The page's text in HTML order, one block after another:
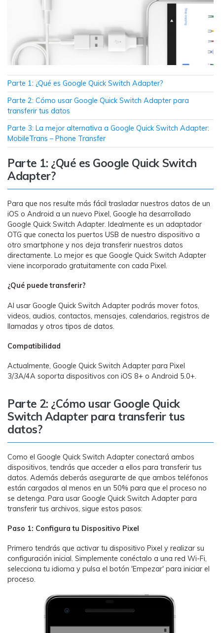
Transfiere contactos, fotos, música,
videos, SMS y otros tipos de
archivos de un teléfono a otro y a la
Apps
Mutsapper (Alias: Wutsapper)
Transfiere datos de WhatsApp y
WhatsApp Business sin restablecer los
valores de fábrica.
MobileTrans App
iOS y Android.
Welastseen
WeLastseen te tiene al tanto de todo en
WhatsApp.
Parte 1: ¿Qué es Google Quick Switch Adapter?
Parte 2: Cómo usar Google Quick Switch Adapter para
transferir tus datos
Parte 3: La mejor alternativa a Google Quick Switch Adapter:
MobileTrans – Phone Transfer
Parte 1: ¿Qué es Google Quick Switch
Adapter?
Para que nos resulte más fácil trasladar nuestros datos de un
iOS o Android a un nuevo Pixel, Google ha desarrollado
Google Quick Switch Adapter. Idealmente es un adaptador
OTG que conecta los puertos USB de nuestro dispositivo a
otro smartphone y nos deja transferir nuestros datos
directamente. Lo mejor es que Google Quick Switch Adapter
viene incorporado gratuitamente con cada Pixel.
¿Qué puede transferir?
Al usar Google Quick Switch Adapter podrás mover fotos,
videos, audios, contactos, mensajes, calendarios, registros de
llamadas y otros tipos de datos.
Compatibilidad
Actualmente, Google Quick Switch Adapter para Pixel
3/3A/4A soporta dispositivos con iOS 8+ o Android 5.0+.
Parte 2: ¿Cómo usar Google Quick
Switch Adapter para transferir tus
datos?
Como el Google Quick Switch Adapter conectará ambos
dispositivos, tendrás que acceder a ellos para transferir tus
datos. Además deberás asegurarte de que ambos teléfonos
están cargados al menos en un 50% para que el proceso no
se detenga. Para usar Google Quick Switch Adapter para
transferir tus archivos, sigue estos pasos:
Paso 1: Configura tu Dispositivo Pixel
Primero tendrás que activar tu dispositivo Pixel y realizar su
configuración inicial. Simplemente conéctalo a una red Wi-Fi,
selecciona tu idioma y pulsa el botón 'Empezar' para iniciar el
proceso.